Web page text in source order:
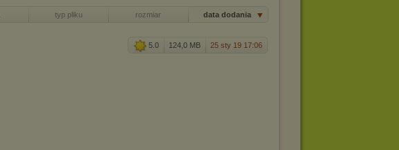
typ pliku rozmiar data dodania
5.0 124,0 MB 25 sty 19 17:06